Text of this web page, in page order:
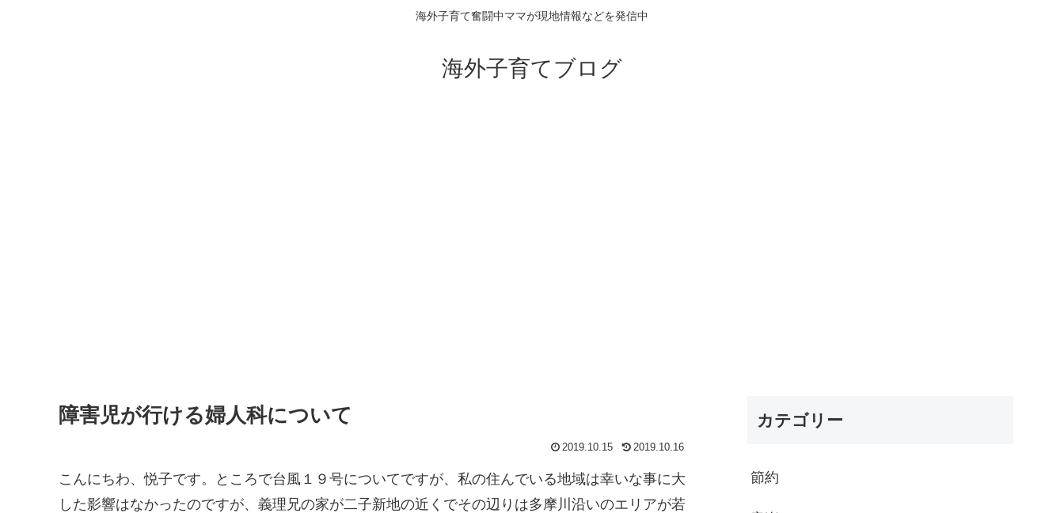
海外子育て奮闘中ママが現地情報などを発信中
海外子育てブログ
障害児が行ける婦人科について
2019.10.15 2019.10.16
こんにちわ、悦子です。ところで台風１９号についてですが、私の住んでいる地域は幸いな事に大
した影響はなかったのですが、義理兄の家が二子新地の近くでその辺りは多摩川沿いのエリアが若
カテゴリー
節約